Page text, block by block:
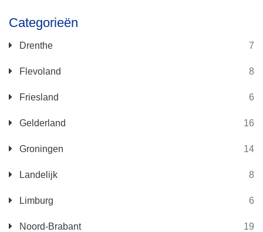
Categorieën
Drenthe 7
Flevoland 8
Friesland 6
Gelderland 16
Groningen 14
Landelijk 8
Limburg 6
Noord-Brabant 19